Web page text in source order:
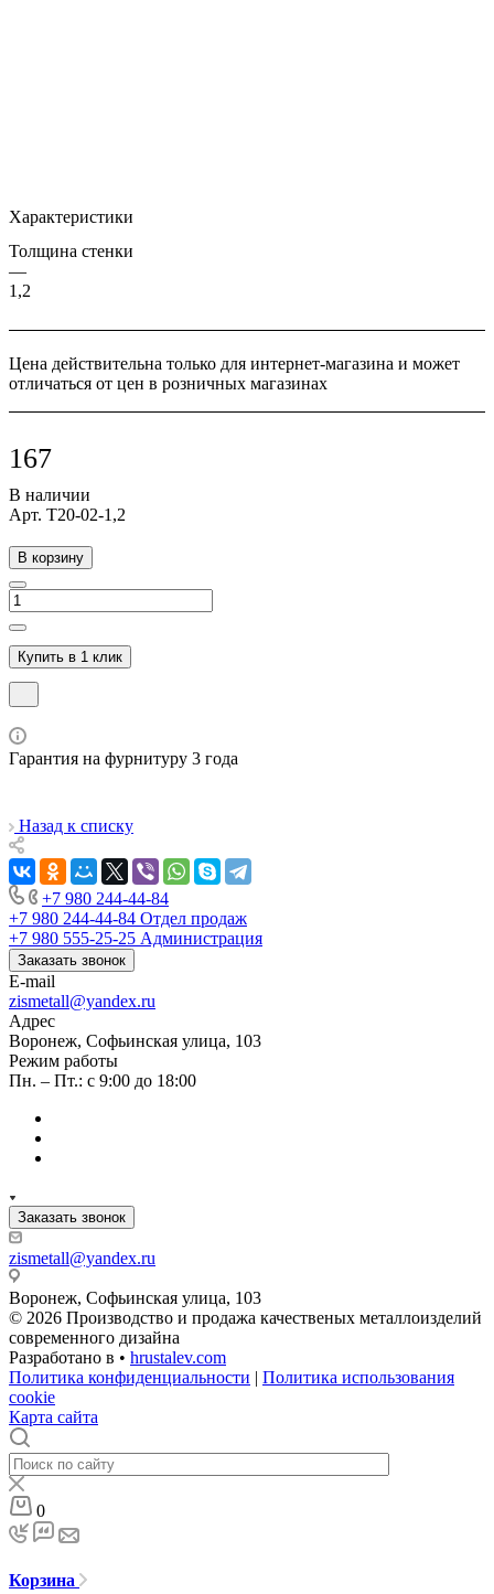
Характеристики
Толщина стенки
—
1,2
Цена действительна только для интернет-магазина и может
отличаться от цен в розничных магазинах
167
В наличии
Арт. Т20-02-1,2
В корзину
Купить в 1 клик
Гарантия на фурнитуру 3 года
Назад к списку
+7 980 244-44-84
+7 980 244-44-84 Отдел продаж
+7 980 555-25-25 Администрация
Заказать звонок
E-mail
zismetall@yandex.ru
Адрес
Воронеж, Софьинская улица, 103
Режим работы
Пн. – Пт.: с 9:00 до 18:00
Заказать звонок
zismetall@yandex.ru
Воронеж, Софьинская улица, 103
© 2026 Производство и продажа качественых металлоизделий
современного дизайна
Разработано в • hrustalev.com
Политика конфиденциальности | Политика использования
cookie
Карта сайта
0
Корзина